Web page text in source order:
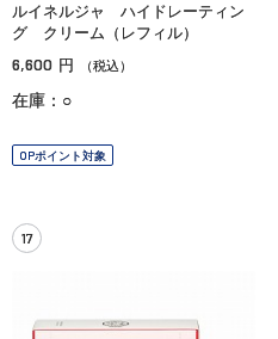
ルイネルジャ ハイドレーティン
グ クリーム（レフィル）
6,600 円 （税込）
在庫：○
OPポイント対象
17